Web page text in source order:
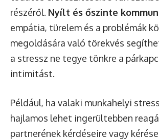
részéről. Nyílt és őszinte
empátia, türelem és a problémák
megoldására való törekvés
a stressz ne tegye tönkre a
intimitást.
Például, ha valaki munkahelyi
hajlamos lehet ingerültebben
partnerének kérdéseire vagy